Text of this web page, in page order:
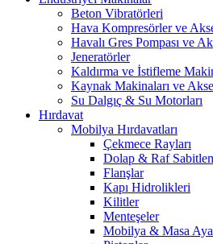
Beton Vibratörleri
Hava Kompresörler ve
Havalı Gres Pompası ve
Jeneratörler
Kaldırma ve İstifleme
Kaynak Makinaları ve
Su Dalgıç & Su Motorları
Hırdavat
Mobilya Hırdavatları
Çekmece Rayları
Dolap & Raf
Flanşlar
Kapı Hidrolikleri
Kilitler
Menteşeler
Mobilya & Masa